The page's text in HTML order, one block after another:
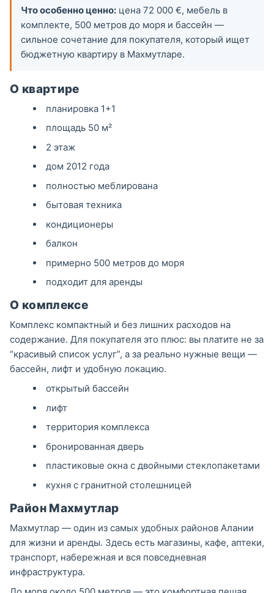
Что особенно ценно: цена 72 000 €, мебель в
комплекте, 500 метров до моря и бассейн —
сильное сочетание для покупателя, который ищет
бюджетную квартиру в Махмутларе.
О квартире
планировка 1+1
площадь 50 м²
2 этаж
дом 2012 года
полностью меблирована
бытовая техника
кондиционеры
балкон
примерно 500 метров до моря
подходит для аренды
О комплексе
Комплекс компактный и без лишних расходов на
содержание. Для покупателя это плюс: вы платите не за
“красивый список услуг”, а за реально нужные вещи —
бассейн, лифт и удобную локацию.
открытый бассейн
лифт
территория комплекса
бронированная дверь
пластиковые окна с двойными стеклопакетами
кухня с гранитной столешницей
Район Махмутлар
Махмутлар — один из самых удобных районов Алании
для жизни и аренды. Здесь есть магазины, кафе, аптеки,
транспорт, набережная и вся повседневная
инфраструктура.